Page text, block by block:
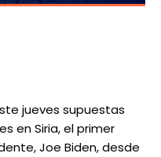
jueves supuestas
en Siria, el primer
Joe Biden, desde